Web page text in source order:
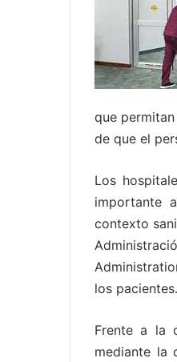
que
de que el
Los
importante
contexto
los pacientes.
Frente a la
mediante la